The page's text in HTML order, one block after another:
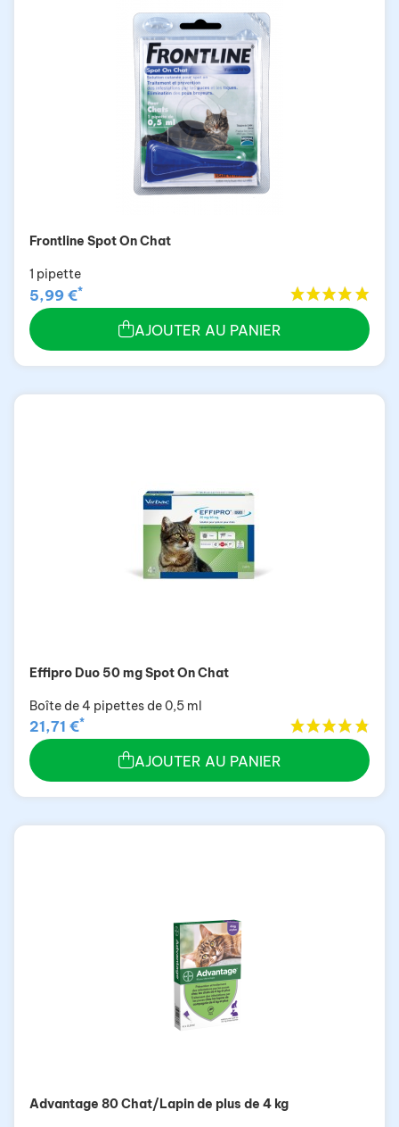
Frontline Spot On Chat
1 pipette
5,99 €*
AJOUTER AU PANIER
Effipro Duo 50 mg Spot On Chat
Boîte de 4 pipettes de 0,5 ml
21,71 €*
AJOUTER AU PANIER
Advantage 80 Chat/Lapin de plus de 4 kg